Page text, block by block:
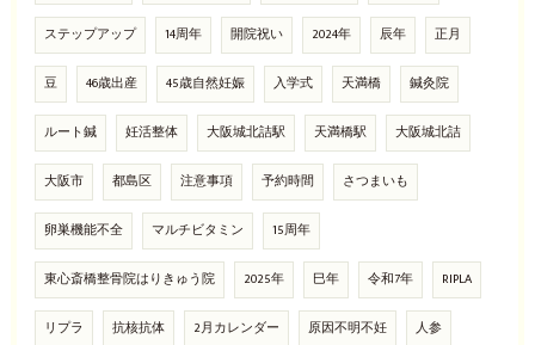
ステップアップ 14周年 開院祝い 2024年 辰年 正月
豆 46歳出産 45歳自然妊娠 入学式 天満橋 鍼灸院
ルート鍼 妊活整体 大阪城北詰駅 天満橋駅 大阪城北詰
大阪市 都島区 注意事項 予約時間 さつまいも
卵巣機能不全 マルチビタミン 15周年
東心斎橋整骨院はりきゅう院 2025年 巳年 令和7年 RIPLA
リプラ 抗核抗体 2月カレンダー 原因不明不妊 人参